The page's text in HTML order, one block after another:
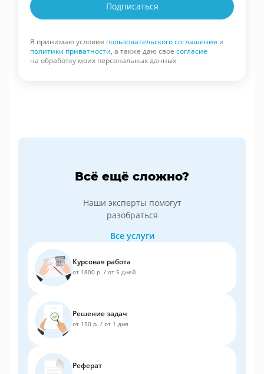
Подписаться
Я принимаю условия пользовательского соглашения и
политики приватности, а также даю свое согласие
на обработку моих персональных данных
Всё ещё сложно?
Наши эксперты помогут
разобраться
Все услуги
Курсовая работа
от 1800 р. / от 5 дней
Решение задач
от 150 р. / от 1 дня
Реферат